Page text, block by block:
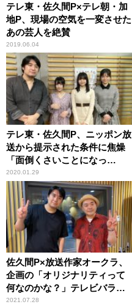
テレ東・佐久間P×テレ朝・加
地P、現場の空気を一変させた
あの芸人を絶賛
2019.06.04
テレ東・佐久間P、ニッポン放
送から提示された条件に焦燥
「面倒くさいことになっ
た……」
2020.01.29
佐久間P×放送作家オークラ、
企画の「オリジナリティって
何なのかな？」テレビバラエ
ティ番組を語る
2021.07.28